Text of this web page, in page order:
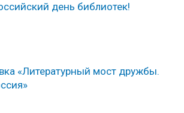
день библиотек!
«Литературный мост дружбы.